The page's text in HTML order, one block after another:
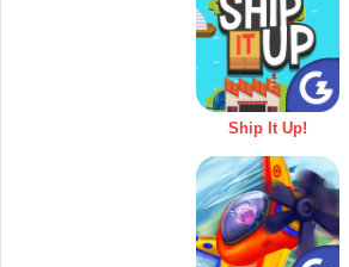
Ship It Up!